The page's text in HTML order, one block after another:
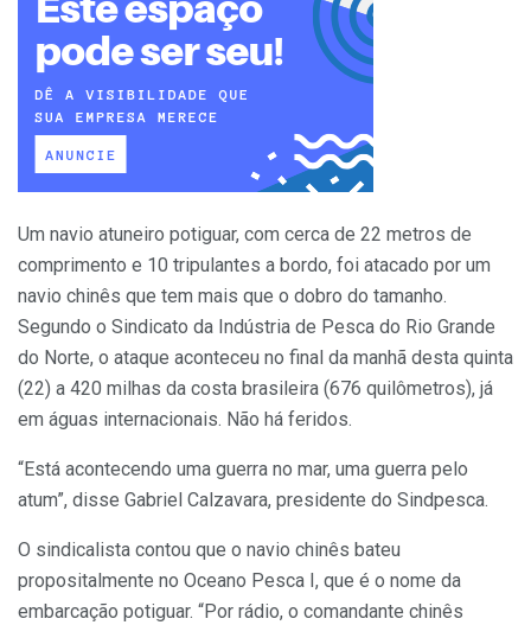
Um navio atuneiro potiguar, com cerca de 22 metros de
comprimento e 10 tripulantes a bordo, foi atacado por um
navio chinês que tem mais que o dobro do tamanho.
Segundo o Sindicato da Indústria de Pesca do Rio Grande
do Norte, o ataque aconteceu no final da manhã desta quinta
(22) a 420 milhas da costa brasileira (676 quilômetros), já
em águas internacionais. Não há feridos.
“Está acontecendo uma guerra no mar, uma guerra pelo
atum”, disse Gabriel Calzavara, presidente do Sindpesca.
O sindicalista contou que o navio chinês bateu
propositalmente no Oceano Pesca I, que é o nome da
embarcação potiguar. “Por rádio, o comandante chinês